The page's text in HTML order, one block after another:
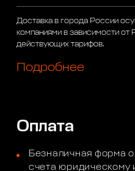
Доставка в города России
компаниями в зависимости от
действующих тарифов.
Подробнее
Оплата
Безналичная форма
счета юридическому